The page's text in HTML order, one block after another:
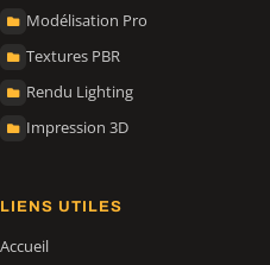
Modélisation Pro
Textures PBR
Rendu Lighting
Impression 3D
LIENS UTILES
Accueil